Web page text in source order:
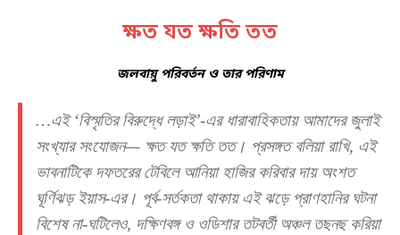
ক্ষত যত ক্ষতি তত
জলবায়ু পরিবর্তন ও তার পরিণাম
…এই ‘বিস্মৃতির বিরুদ্ধে লড়াই’-এর ধারাবাহিকতায় আমাদের জুলাই
সংখ্যার সংযোজন— ক্ষত যত ক্ষতি তত। প্রসঙ্গত বলিয়া রাখি, এই
ভাবনাটিকে দফতরের টেবিলে আনিয়া হাজির করিবার দায় অংশত
ঘূর্ণিঝড় ইয়াস-এর। পূর্ব-সর্তকতা থাকায় এই ঝড়ে প্রাণহানির ঘটনা
বিশেষ না-ঘটিলেও, দক্ষিণবঙ্গ ও ওডিশার তটবর্তী অঞ্চল তছনছ করিয়া